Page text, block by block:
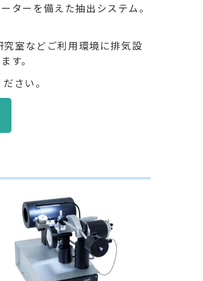
ターを備えた抽出システム。
室などご利用環境に排気設
す。
さい。